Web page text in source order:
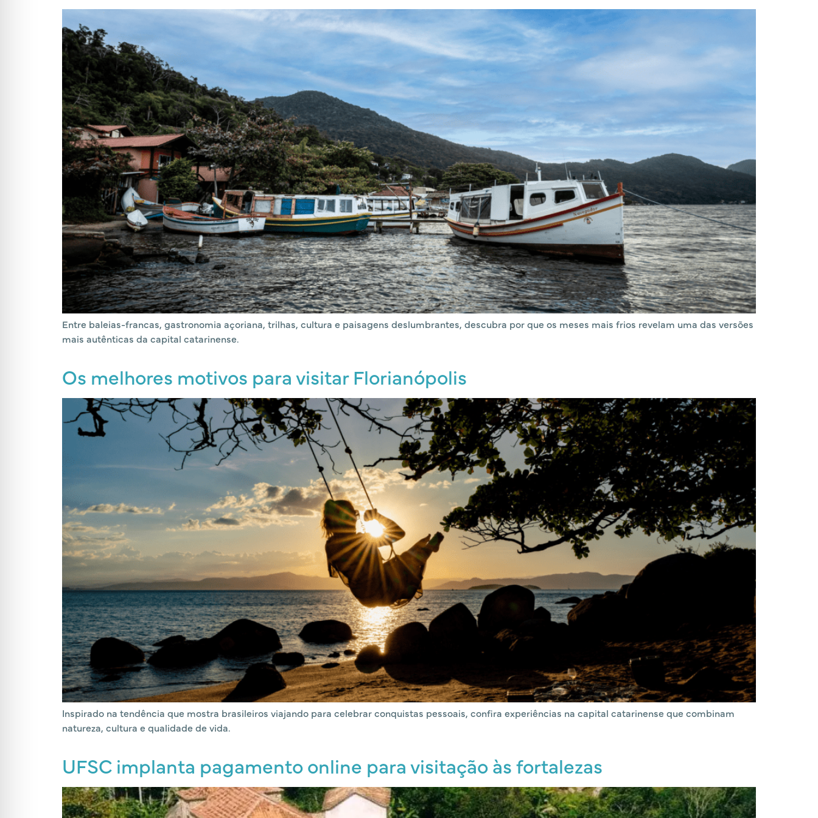
Entre baleias-francas, gastronomia açoriana, trilhas, cultura e paisagens deslumbrantes, descubra por que os meses mais frios revelam uma das versões
mais autênticas da capital catarinense.
Os melhores motivos para visitar Florianópolis
Inspirado na tendência que mostra brasileiros viajando para celebrar conquistas pessoais, confira experiências na capital catarinense que combinam
natureza, cultura e qualidade de vida.
UFSC implanta pagamento online para visitação às fortalezas